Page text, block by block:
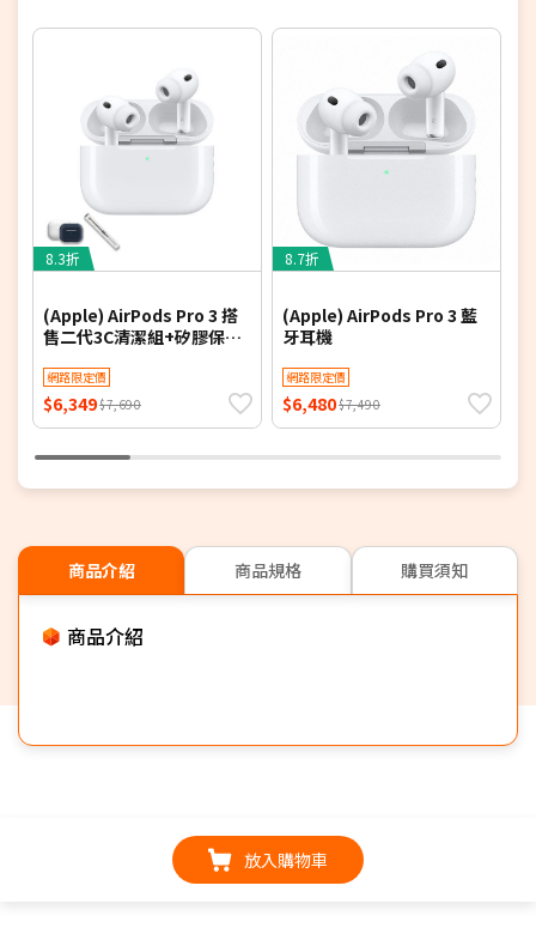
8.3折
(Apple) AirPods Pro 3 搭
售二代3C清潔組+矽膠保護
網路限定價
$6,349$7,690
8.7折
(Apple) AirPods Pro 3 藍
牙耳機
網路限定價
$6,480$7,490
商品介紹 商品規格 購買須知
商品介紹
放入購物車